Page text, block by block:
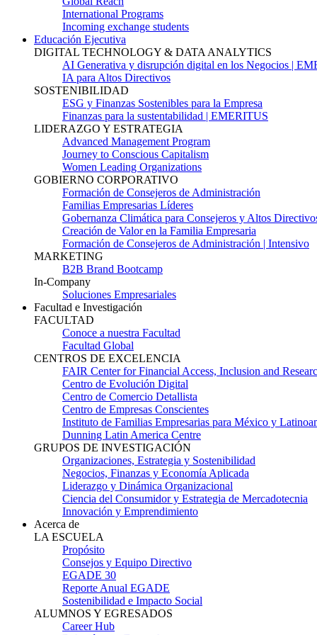
International Programs
Incoming exchange students
Educación Ejecutiva
DIGITAL TECHNOLOGY & DATA ANALYTICS
AI Generativa y disrupción digital en los Negocios |
IA para Altos Directivos
SOSTENIBILIDAD
ESG y Finanzas Sostenibles para la Empresa
Finanzas para la sustentabilidad | EMERITUS
LIDERAZGO Y ESTRATEGIA
Advanced Management Program
Journey to Conscious Capitalism
Women Leading Organizations
GOBIERNO CORPORATIVO
Formación de Consejeros de Administración
Familias Empresarias Líderes
Gobernanza Climática para Consejeros y Altos
Creación de Valor en la Familia Empresaria
Formación de Consejeros de Administración | Intensivo
MARKETING
B2B Brand Bootcamp
In-Company
Soluciones Empresariales
Facultad e Investigación
FACULTAD
Conoce a nuestra Facultad
Facultad Global
CENTROS DE EXCELENCIA
FAIR Center for Financial Access, Inclusion and
Centro de Evolución Digital
Centro de Comercio Detallista
Centro de Empresas Conscientes
Instituto de Familias Empresarias para México y
Dunning Latin America Centre
GRUPOS DE INVESTIGACIÓN
Organizaciones, Estrategia y Sostenibilidad
Negocios, Finanzas y Economía Aplicada
Liderazgo y Dinámica Organizacional
Ciencia del Consumidor y Estrategia de Mercadotecnia
Innovación y Emprendimiento
Acerca de
LA ESCUELA
Propósito
Consejos y Equipo Directivo
EGADE 30
Reporte Anual EGADE
Sostenibilidad e Impacto Social
ALUMNOS Y EGRESADOS
Career Hub